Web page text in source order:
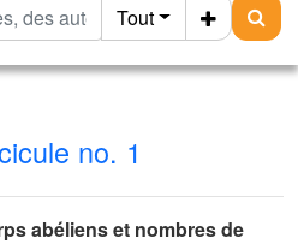
Tout
no. 1
abéliens et nombres de